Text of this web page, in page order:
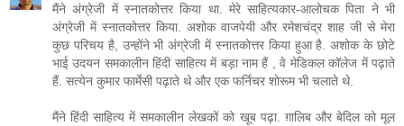
मैंने अंग्रेजी में स्नातकोत्तर किया था. मेरे साहित्यकार-आलोचक पिता ने भी
अंग्रेजी में स्नातकोत्तर किया. अशोक वाजपेयी और रमेशचंद्र शाह जी से मेरा
कुछ परिचय है, उन्होंने भी अंग्रेजी में स्नातकोत्तर किया हुआ है. अशोक के छोटे
भाई उदयन समकालीन हिंदी साहित्य में बड़ा नाम हैं , वे मेडिकल कॉलेज में पढ़ाते
हैं. सत्येन कुमार फार्मेसी पढ़ाते थे और एक फर्निचर शोरूम भी चलाते थे.
मैंने हिंदी साहित्य में समकालीन लेखकों को खूब पढ़ा. ग़ालिब और बेदिल को मूल